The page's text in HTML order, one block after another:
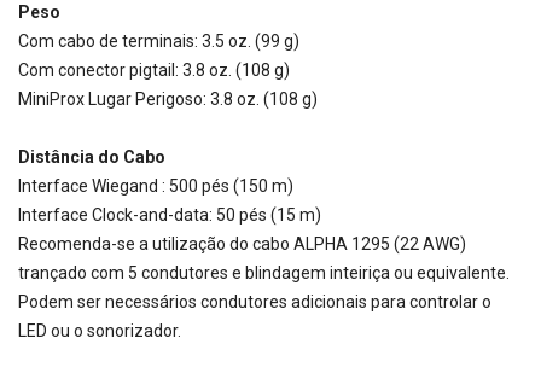
Peso
Com cabo de terminais: 3.5 oz. (99 g)
Com conector pigtail: 3.8 oz. (108 g)
MiniProx Lugar Perigoso: 3.8 oz. (108 g)
Distância do Cabo
Interface Wiegand : 500 pés (150 m)
Interface Clock-and-data: 50 pés (15 m)
Recomenda-se a utilização do cabo ALPHA 1295 (22 AWG)
trançado com 5 condutores e blindagem inteiriça ou equivalente.
Podem ser necessários condutores adicionais para controlar o
LED ou o sonorizador.